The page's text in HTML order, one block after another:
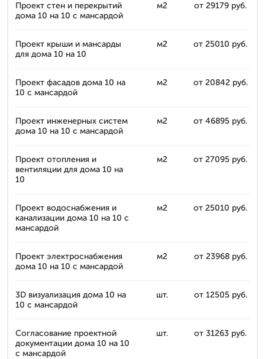
Проект стен и перекрытий
дома 10 на 10 с мансардой
м2 от 29179 руб.
Проект крыши и мансарды
для дома 10 на 10
м2 от 25010 руб.
Проект фасадов дома 10 на
10 с мансардой
м2 от 20842 руб.
Проект инженерных систем
дома 10 на 10 с мансардой
м2 от 46895 руб.
Проект отопления и
вентиляции для дома 10 на
10
м2 от 27095 руб.
Проект водоснабжения и
канализации дома 10 на 10 с
мансардой
м2 от 25010 руб.
Проект электроснабжения
дома 10 на 10 с мансардой
м2 от 23968 руб.
3D визуализация дома 10 на
10 с мансардой
шт. от 12505 руб.
Согласование проектной
документации дома 10 на 10
с мансардой
шт. от 31263 руб.